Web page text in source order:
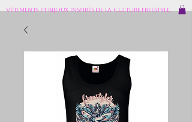
vêtements et bijoux inspirés de la culture freestyle.